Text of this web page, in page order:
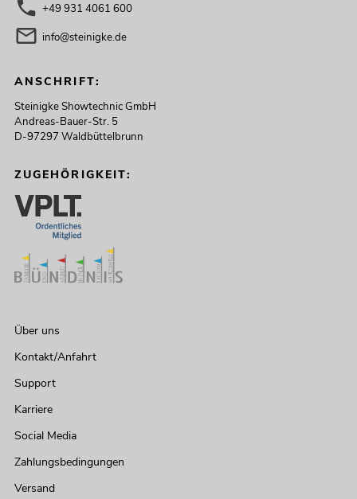
+49 931 4061 600
info@steinigke.de
ANSCHRIFT:
Steinigke Showtechnic GmbH
Andreas-Bauer-Str. 5
D-97297 Waldbüttelbrunn
ZUGEHÖRIGKEIT:
Über uns
Kontakt/Anfahrt
Support
Karriere
Social Media
Zahlungsbedingungen
Versand